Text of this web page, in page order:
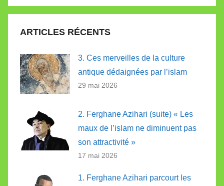
:
ARTICLES RÉCENTS
3. Ces merveilles de la culture
antique dédaignées par l’islam
29 mai 2026
2. Ferghane Azihari (suite) « Les
maux de l’islam ne diminuent pas
son attractivité »
17 mai 2026
1. Ferghane Azihari parcourt les